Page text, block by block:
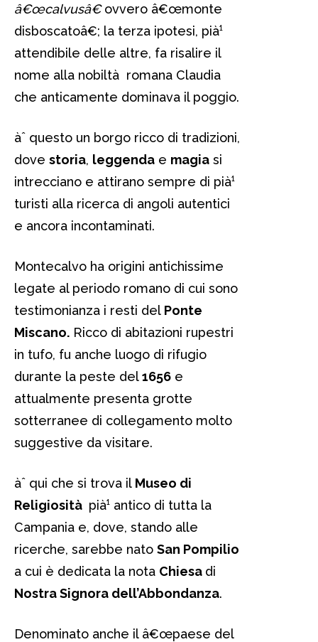
â€œcalvusâ€ovvero â€œmonte
disboscatoâ€; la terza ipotesi, pià¹
attendibile delle altre, fa risalire il
nome alla nobiltà romana Claudia
che anticamente dominava il poggio.
àˆ questo un borgo ricco di tradizioni,
dove storia, leggenda e magia si
intrecciano e attirano sempre di pià¹
turisti alla ricerca di angoli autentici
e ancora incontaminati.
Montecalvo ha origini antichissime
legate al periodo romano di cui sono
testimonianza i resti del Ponte
Miscano. Ricco di abitazioni rupestri
in tufo, fu anche luogo di rifugio
durante la peste del1656 e
attualmente presenta grotte
sotterranee di collegamento molto
suggestive da visitare.
àˆ qui che si trova il Museo di
Religiosità pià¹ antico di tutta la
Campania e, dove, stando alle
ricerche, sarebbe nato San Pompilio
a cui è dedicata la nota Chiesa di
Nostra Signora dell’Abbondanza.
Denominato anche il â€œpaese del